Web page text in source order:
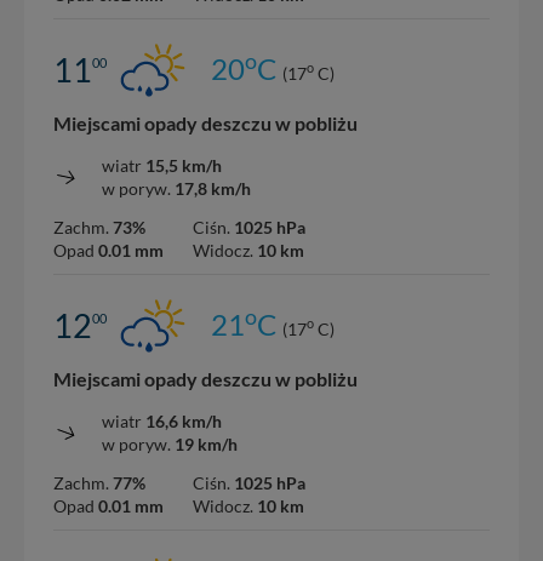
1100 20oC (17o C)
Miejscami opady deszczu w pobliżu
wiatr 15,5 km/h
w poryw. 17,8 km/h
Zachm. 73%
Opad 0.01 mm
Ciśn. 1025 hPa
Widocz. 10 km
1200 21oC (17o C)
Miejscami opady deszczu w pobliżu
wiatr 16,6 km/h
w poryw. 19 km/h
Zachm. 77%
Opad 0.01 mm
Ciśn. 1025 hPa
Widocz. 10 km